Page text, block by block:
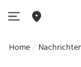
Home